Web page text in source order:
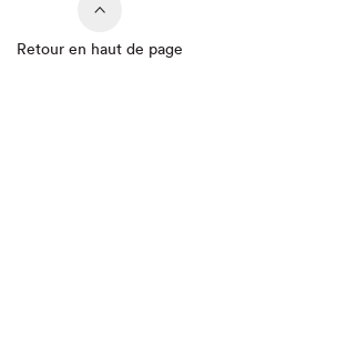
Retour en haut de page